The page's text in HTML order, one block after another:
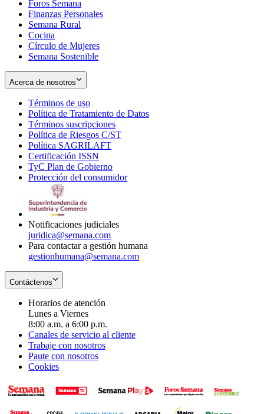
window
Foros Semana
Finanzas Personales
Semana Rural
Cocina
Círculo de Mujeres
Semana Sostenible
Acerca de nosotros
Términos de uso
in
new
window
Política de Tratamiento de Datos
Términos suscripciones
in
Política de Riesgos C/ST
Política SAGRILAFT
new
window
Certificación ISSN
in
new
TyC Plan de Gobierno
in
Protección del consumidorOpens
Notificaciones judiciales
juridica@semana.com
Para contactar a gestión humana
gestionhumana@semana.com
Contáctenos
Horarios de atención
Lunes a Viernes
8:00 a.m. a 6:00 p.m.
Canales de servicio al cliente
Trabaje con nosotros
Paute con nosotros
Cookies